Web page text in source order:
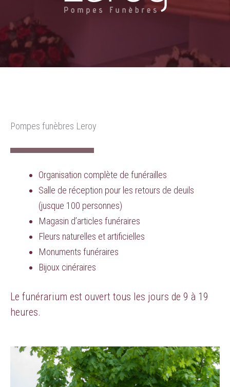
Pompes funèbres Leroy
Organisation complète de funérailles
Salle de réception pour les retours de deuils
(jusque 100 personnes)
Magasin d’articles funéraires
Fleurs naturelles et artificielles
Monuments funéraires
Bijoux cinéraires
Le funérarium est ouvert tous les jours de 9 à 19
heures.